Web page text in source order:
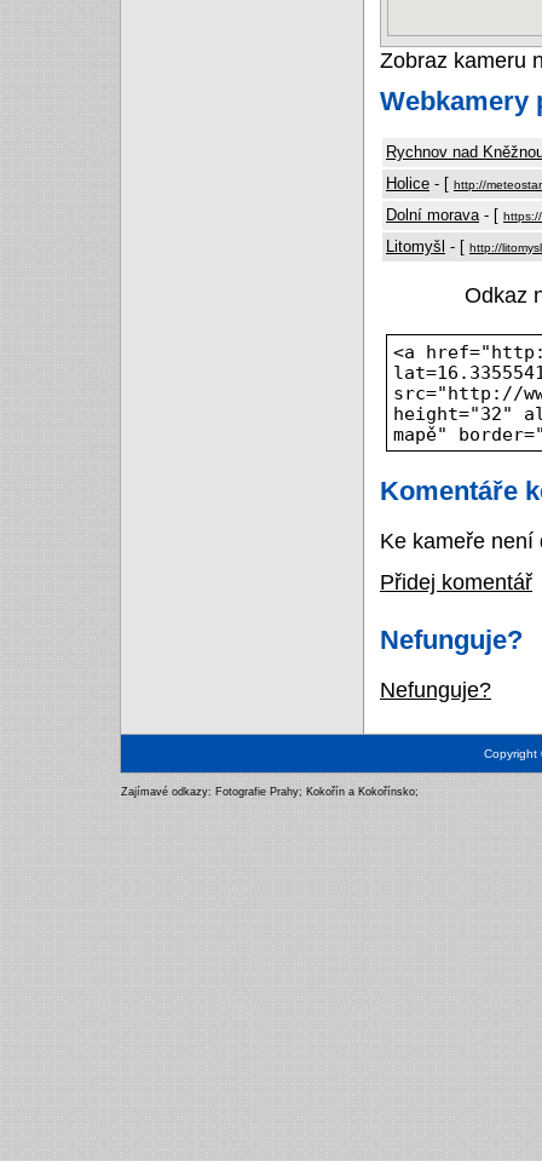
Zobraz kameru
Webkamery
Rychnov nad
Holice - [ http://
Dolní morava - [
Litomyšl - [ http://
Odkaz
<a href="http://
src="http://
height="32"
mapě"
Komentáře
Ke kameře není
Přidej komentář
Nefunguje?
Nefunguje?
Zajímavé odkazy: Fotografie Prahy; Kokořín a Kokořínsko;